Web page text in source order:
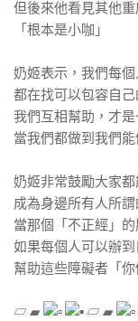
但後來他看見其他
「根本是小咖」
奶姬表示，我們每
都在找可以包容自己
我們互相幫助，才
當我們都做到我們
奶姬非常鼓勵大家
成為身邊所有人所謂
當那個「不正經」的
如果每個人可以辦
幫助這些障礙者「你
▱ ▰
▱ ▰